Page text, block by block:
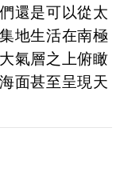
還是可以從太
地生活在南極
氣層之上俯瞰
面甚至呈現天